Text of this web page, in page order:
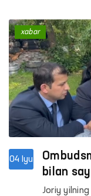
tibbiyot
Buxoro
amalga
04 Iyu
bilan
Joriy
xabar